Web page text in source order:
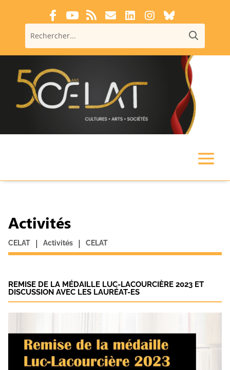
Activités
CELAT | Activités | CELAT
REMISE DE LA MÉDAILLE LUC-LACOURCIÈRE 2023 ET
DISCUSSION AVEC LES LAURÉAT-ES